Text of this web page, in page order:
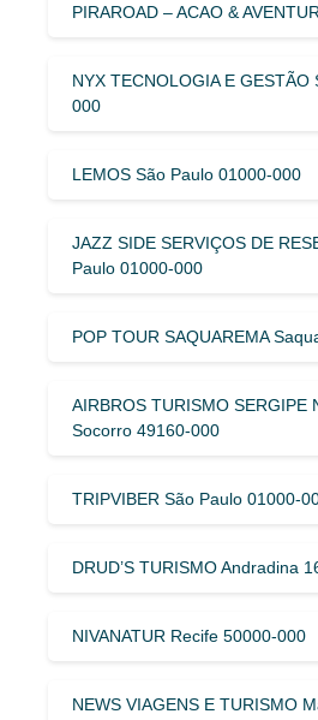
PIRAROAD – ACAO &
NYX TECNOLOGIA E GESTÃO
000
LEMOS São Paulo 01000-000
JAZZ SIDE SERVIÇOS DE
Paulo 01000-000
POP TOUR SAQUAREMA
AIRBROS TURISMO SERGIPE
Socorro 49160-000
TRIPVIBER São Paulo 01000-
DRUD’S TURISMO Andradina
NIVANATUR Recife 50000-000
NEWS VIAGENS E TURISMO